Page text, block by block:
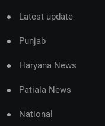
Latest update
Punjab
Haryana News
Patiala News
National